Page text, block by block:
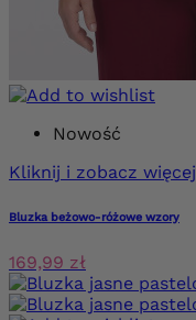
Nowość
Kliknij i zobacz więcej
Bluzka beżowo-różowe wzory
169,99 zł